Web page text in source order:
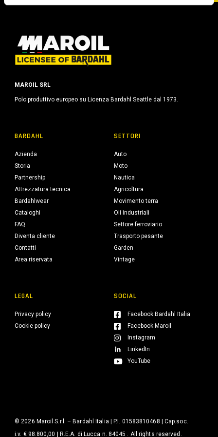
MAROIL SRL
Polo produttivo europeo su Licenza Bardahl Seattle dal 1973.
BARDAHL
Azienda
Storia
Partnership
Attrezzatura tecnica
Bardahlwear
Cataloghi
FAQ
Diventa cliente
Contatti
Area riservata
SETTORI
Auto
Moto
Nautica
Agricoltura
Movimento terra
Oli industriali
Settore ferroviario
Trasporto pesante
Garden
Vintage
LEGAL
Privacy policy
Cookie policy
SOCIAL
Facebook Bardahl Italia
Facebook Maroil
Instagram
LinkedIn
YouTube
© 2026 Maroil S.r.l. – Bardahl Italia | P.I. 01583810468 | Cap.soc.
i.v. € 98.800,00 | R.E.A. di Lucca n. 84045 . All rights reserved.